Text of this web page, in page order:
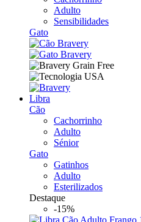
Adulto
Sensibilidades
Gato
Libra
Cão
Cachorrinho
Adulto
Sénior
Gato
Gatinhos
Adulto
Esterilizados
Destaque
-15%